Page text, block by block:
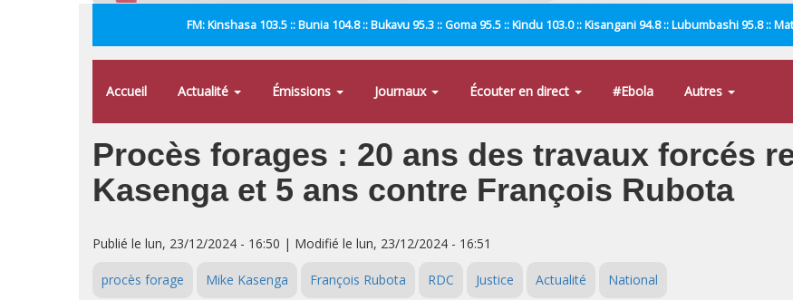
FM: Kinshasa 103.5 :: Bunia 104.8 :: Bukavu 95.3 :: Goma 95.5 :: Kindu 103.0 :: Kisangani 94.8 :: Lubumbashi 95.8 ::
Accueil Actualité Émissions Journaux Écouter en direct #Ebola Autres
Procès forages : 20 ans des travaux forcés
Kasenga et 5 ans contre François Rubota
Publié le lun, 23/12/2024 - 16:50 | Modifié le lun, 23/12/2024 - 16:51
procès forage Mike Kasenga François Rubota RDC Justice Actualité National